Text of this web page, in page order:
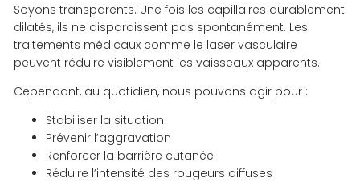
Soyons transparents. Une fois les capillaires durablement
dilatés, ils ne disparaissent pas spontanément. Les
traitements médicaux comme le laser vasculaire
peuvent réduire visiblement les vaisseaux apparents.
Cependant, au quotidien, nous pouvons agir pour :
Stabiliser la situation
Prévenir l’aggravation
Renforcer la barrière cutanée
Réduire l’intensité des rougeurs diffuses